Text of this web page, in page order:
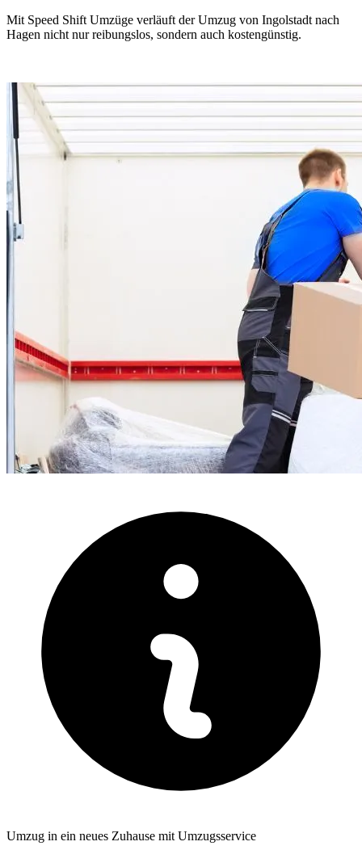
Mit Speed Shift Umzüge verläuft der Umzug von Ingolstadt nach
Hagen nicht nur reibungslos, sondern auch kostengünstig.
Umzug in ein neues Zuhause mit Umzugsservice